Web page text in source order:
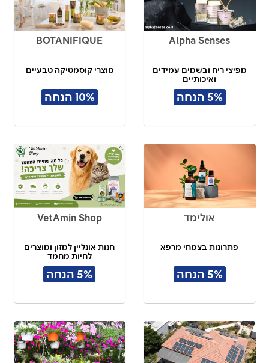
Alpha Senses
מפיצי ריח ובשמים עמידים
ואיכותיים
5% הנחה
BOTANIFIQUE
מוצרי קוסמטיקה טבעיים
10% הנחה
אולימד
פתרונות בצמחי מרפא
5% הנחה
VetAmin Shop
חנות אונליין למזון ומוצרים
לחיות מחמד
5% הנחה